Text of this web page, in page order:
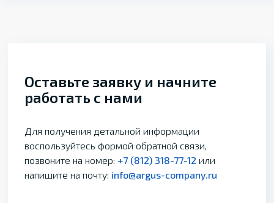
Оставьте заявку и начните
работать с нами
Для получения детальной информации
воспользуйтесь формой обратной связи,
позвоните на номер: +7 (812) 318-77-12 или
напишите на почту: info@argus-company.ru